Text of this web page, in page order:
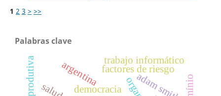
1 2 3 > >>
Palabras clave
factores de riesgo
adam smith
democracia
trabajo informático
argentina